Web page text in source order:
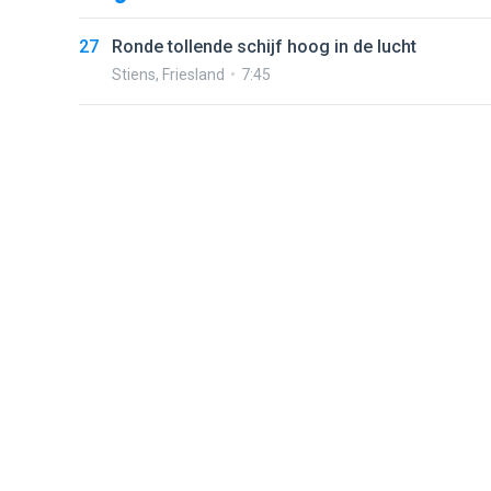
27 Ronde tollende schijf hoog in de lucht
Stiens, Friesland 7:45